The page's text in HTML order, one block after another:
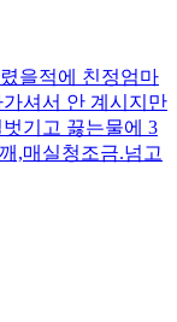
을적에 친정엄마
셔서 안 계시지만
기고 끓는물에 3
,매실청조금.넘고